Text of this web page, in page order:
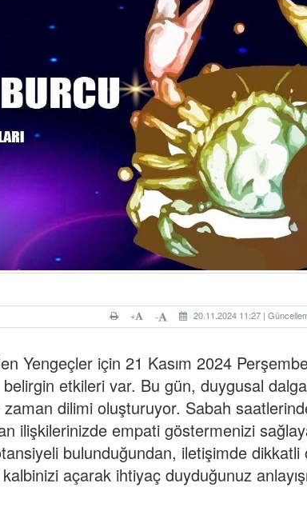
20.11.2024 11:27 |
-
+
Yengeçler için 21 Kasım 2024
etkileri var. Bu gün, duygusal
dilimi oluşturuyor. Sabah
ilişkilerinizde empati göstermenizi
bulunduğundan, iletişimde dikkatli
açarak ihtiyaç duyduğunuz